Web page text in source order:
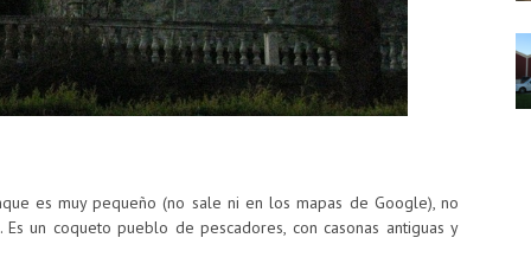
es muy pequeño (no sale ni en los mapas de Google), no
un coqueto pueblo de pescadores, con casonas antiguas y